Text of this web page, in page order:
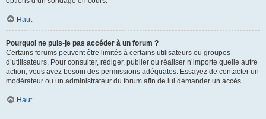
Haut
Pourquoi ne puis-je pas accéder à un forum ?
Certains forums peuvent être limités à certains utilisateurs ou groupes
d’utilisateurs. Pour consulter, rédiger, publier ou réaliser n’importe quelle autre
action, vous avez besoin des permissions adéquates. Essayez de contacter un
modérateur ou un administrateur du forum afin de lui demander un accès.
Haut